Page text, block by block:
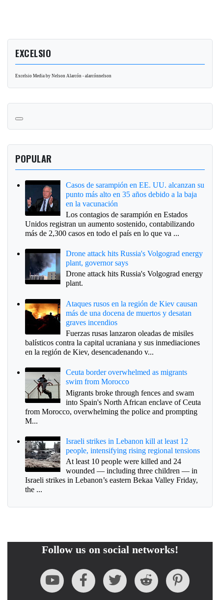
EXCELSIO
Excelsio Media by Nelson Alarcón - alarcónnelson
POPULAR
Casos de sarampión en EE. UU. alcanzan su
punto más alto en 35 años debido a la baja
en la vacunación
Los contagios de sarampión en Estados
Unidos registran un aumento sostenido, contabilizando
más de 2,300 casos en todo el país en lo que va ...
Drone attack hits Russia's Volgograd energy
plant, governor says
Drone attack hits Russia's Volgograd energy
plant.
Ataques rusos en la región de Kiev causan
más de una docena de muertos y desatan
graves incendios
Fuerzas rusas lanzaron oleadas de misiles
balísticos contra la capital ucraniana y sus inmediaciones
en la región de Kiev, desencadenando v...
Ceuta border overwhelmed as migrants
swim from Morocco
Migrants broke through fences and swam
into Spain's North African enclave of Ceuta
from Morocco, overwhelming the police and prompting
M...
Israeli strikes in Lebanon kill at least 12
people, intensifying rising regional tensions
At least 10 people were killed and 24
wounded — including three children — in
Israeli strikes in Lebanon’s eastern Bekaa Valley Friday,
the ...
Follow us on social networks!